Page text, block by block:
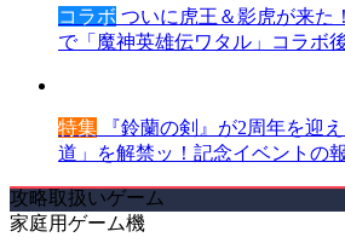
コラボ ついに虎王＆影虎が来た
で「魔神英雄伝ワタル」コラボ
特集 『鈴蘭の剣』が2周年を迎
道」を解禁ッ！記念イベントの
攻略取扱いゲーム
家庭用ゲーム機